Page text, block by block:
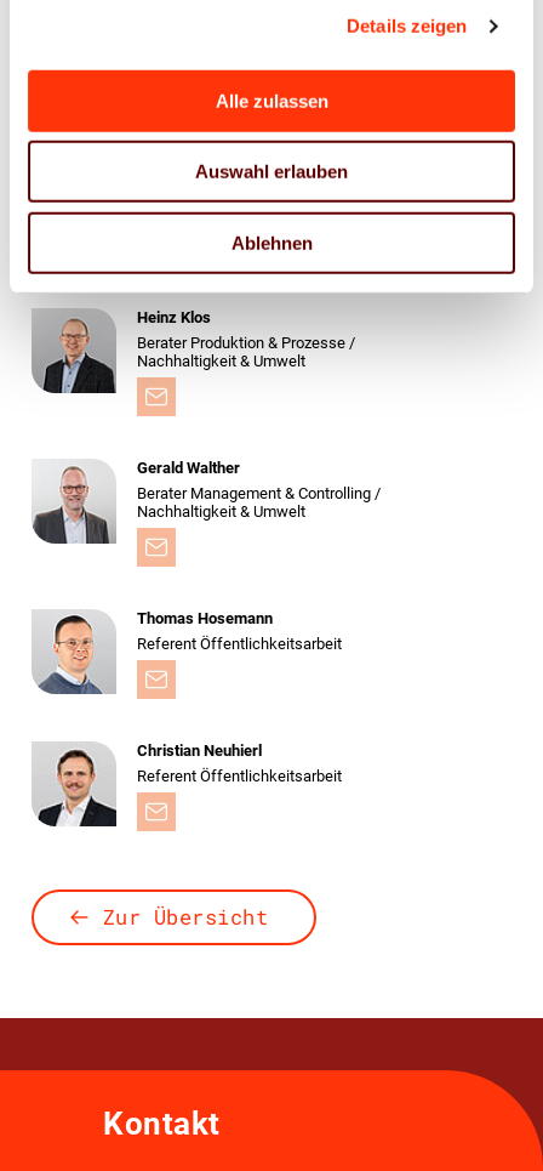
Details zeigen
Alle zulassen
Auswahl erlauben
Ablehnen
bvdm ein. Weitere Informationen über die
Klimainitiative der Druck und Medienverbände unter:
www.klima-druck.de
. (bvdm)
Ansprechpartner
Heinz Klos
Berater Produktion & Prozesse /
Nachhaltigkeit & Umwelt
Gerald Walther
Berater Management & Controlling /
Nachhaltigkeit & Umwelt
Thomas Hosemann
Referent Öffentlichkeitsarbeit
Christian Neuhierl
Referent Öffentlichkeitsarbeit
Zur Übersicht
Kontakt